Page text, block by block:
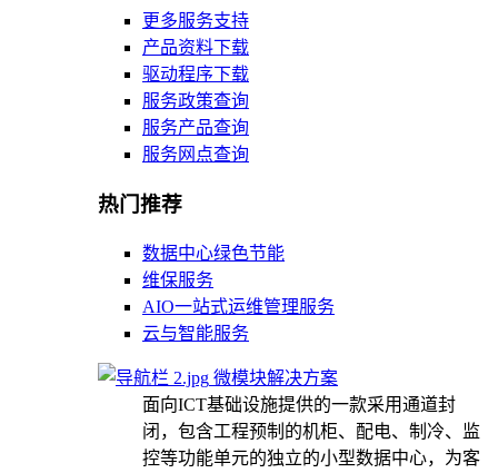
更多服务支持
产品资料下载
驱动程序下载
服务政策查询
服务产品查询
服务网点查询
热门推荐
数据中心绿色节能
维保服务
AIO一站式运维管理服务
云与智能服务
微模块解决方案
面向ICT基础设施提供的一款采用通道封
闭，包含工程预制的机柜、配电、制冷、监
控等功能单元的独立的小型数据中心，为客